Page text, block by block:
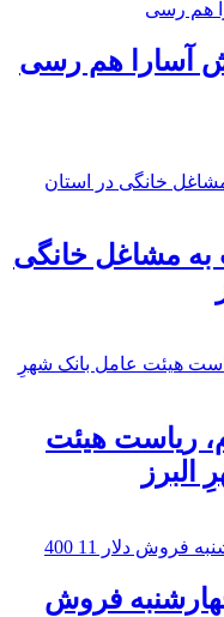
آسارا هم رسی
به مشاغل خانگی
ریاست هیئت
البرز
فروش